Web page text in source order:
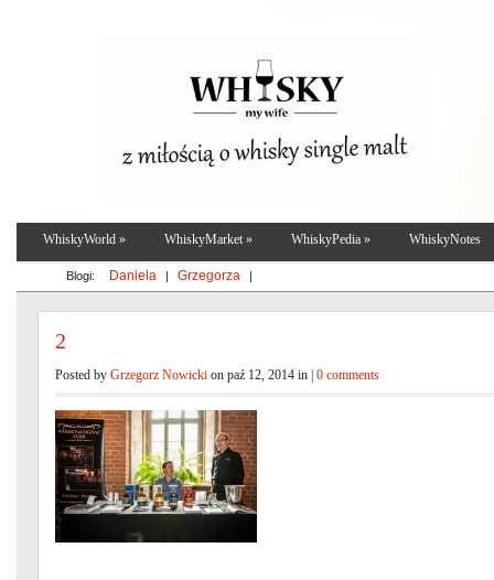
Blogi: Daniela | Grzegorza |
WhiskyWorld » WhiskyMarket » WhiskyPedia » WhiskyNotes
2
Posted by Grzegorz Nowicki on paź 12, 2014 in | 0 comments